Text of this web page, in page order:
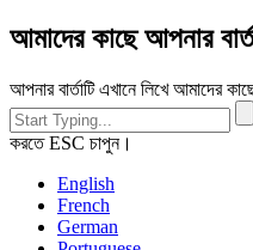
আমাদের কাছে আপনার
আপনার বার্তাটি এখানে লিখে আমাদের
করতে ESC চাপুন।
English
French
German